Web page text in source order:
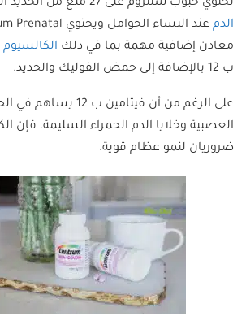
تحتوي حبوب سنتروم على 27 ملغ من الحديد الضروري لتجنب
الدم
معادن إضافية مهمة بما في ذلك الكالسيوم
ب 12 بالإضافة إلى حمض الفوليك والحديد.
على الرغم من أن فيتامين
العصبية وخلايا الدم الحمراء السليمة، فإن
ضروريان لنمو عظام قوية.